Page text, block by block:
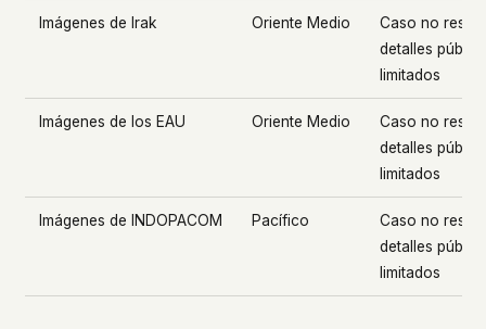
Imágenes de Irak Oriente Medio
Caso no
detalles
limitados
Imágenes de los EAU Oriente Medio
Caso no
detalles
limitados
Imágenes de INDOPACOM Pacífico
Caso no
detalles
limitados